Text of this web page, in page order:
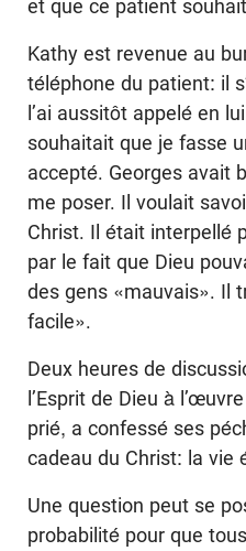
et que ce patient
Kathy est revenue au
téléphone du patient: il
l’ai aussitôt appelé en
souhaitait que je fasse
accepté. Georges avait
me poser. Il voulait
Christ. Il était interpellé
par le fait que Dieu
des gens «mauvais». Il
facile».
Deux heures de
l’Esprit de Dieu à
prié, a confessé ses
cadeau du Christ: la vie
Une question peut se
probabilité pour que